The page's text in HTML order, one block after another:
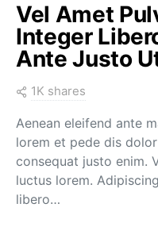
Vel Amet
Integer
Ante Justo
1K shares
Aenean eleifend ante
lorem et pede dis
consequat justo enim.
luctus lorem.
libero…